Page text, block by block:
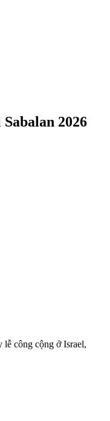
2026
công cộng ở Israel,